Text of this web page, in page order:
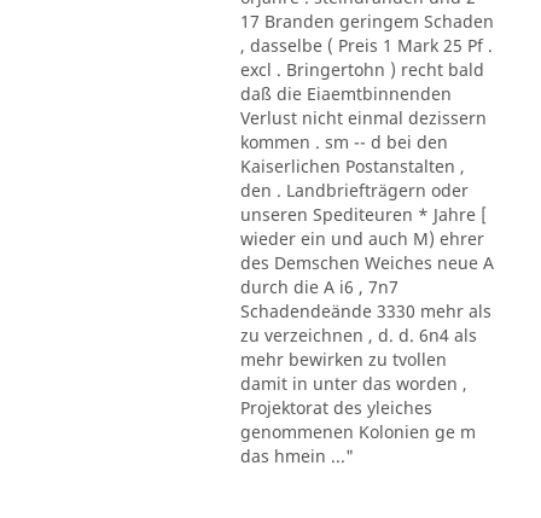
17 Branden geringem Schaden
, dasselbe ( Preis 1 Mark 25 Pf .
excl . Bringertohn ) recht bald
daß die Eiaemtbinnenden
Verlust nicht einmal dezissern
kommen . sm -- d bei den
Kaiserlichen Postanstalten ,
den . Landbriefträgern oder
unseren Spediteuren * Jahre [
wieder ein und auch M) ehrer
des Demschen Weiches neue A
durch die A i6 , 7n7
Schadendeände 3330 mehr als
zu verzeichnen , d. d. 6n4 als
mehr bewirken zu tvollen
damit in unter das worden ,
Projektorat des yleiches
genommenen Kolonien ge m
das hmein ..."